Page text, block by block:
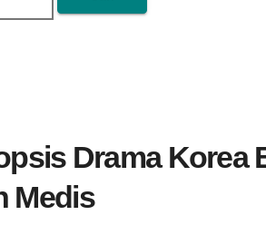
Drama
Medis